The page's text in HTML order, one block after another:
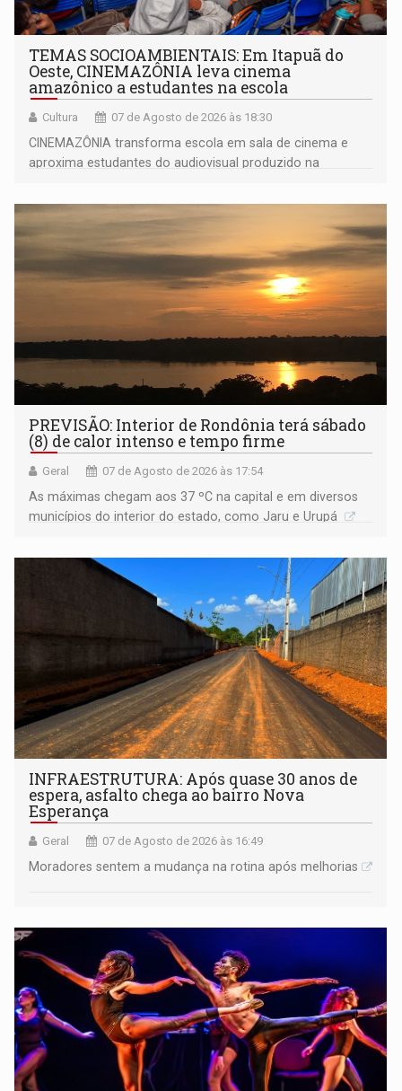
TEMAS SOCIOAMBIENTAIS: Em Itapuã do
Oeste, CINEMAZÔNIA leva cinema
amazônico a estudantes na escola
Cultura 07 de Agosto de 2026 às 18:30
CINEMAZÔNIA transforma escola em sala de cinema e
aproxima estudantes do audiovisual produzido na
PREVISÃO: Interior de Rondônia terá sábado
(8) de calor intenso e tempo firme
Geral 07 de Agosto de 2026 às 17:54
As máximas chegam aos 37 ºC na capital e em diversos
municípios do interior do estado, como Jaru e Urupá
INFRAESTRUTURA: Após quase 30 anos de
espera, asfalto chega ao bairro Nova
Esperança
Geral 07 de Agosto de 2026 às 16:49
Moradores sentem a mudança na rotina após melhorias